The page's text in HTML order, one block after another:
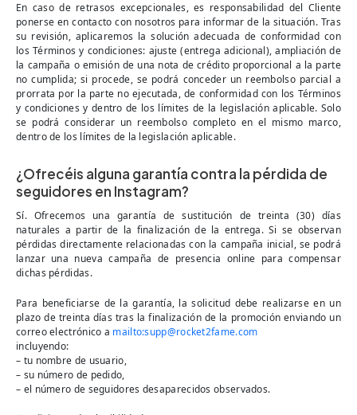
En caso de retrasos excepcionales, es responsabilidad del Cliente
ponerse en contacto con nosotros para informar de la situación. Tras
su revisión, aplicaremos la solución adecuada de conformidad con
los Términos y condiciones: ajuste (entrega adicional), ampliación de
la campaña o emisión de una nota de crédito proporcional a la parte
no cumplida; si procede, se podrá conceder un reembolso parcial a
prorrata por la parte no ejecutada, de conformidad con los Términos
y condiciones y dentro de los límites de la legislación aplicable. Solo
se podrá considerar un reembolso completo en el mismo marco,
dentro de los límites de la legislación aplicable.
¿Ofrecéis alguna garantía contra la pérdida de
seguidores en Instagram?
Sí. Ofrecemos una garantía de sustitución de treinta (30) días
naturales a partir de la finalización de la entrega. Si se observan
pérdidas directamente relacionadas con la campaña inicial, se podrá
lanzar una nueva campaña de presencia online para compensar
dichas pérdidas.
Para beneficiarse de la garantía, la solicitud debe realizarse en un
plazo de treinta días tras la finalización de la promoción enviando un
correo electrónico a mailto:supp@rocket2fame.com
incluyendo:
– tu nombre de usuario,
– su número de pedido,
– el número de seguidores desaparecidos observados.